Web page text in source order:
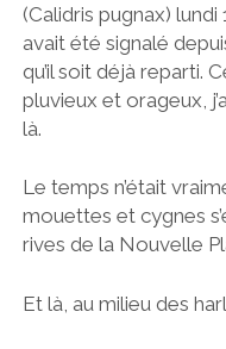
(Calidris pugnax)
avait été signalé
qu’il soit déjà reparti.
pluvieux et orageux,
là.
Le temps n’était
mouettes et cygnes
rives de la Nouvelle
Et là, au milieu des